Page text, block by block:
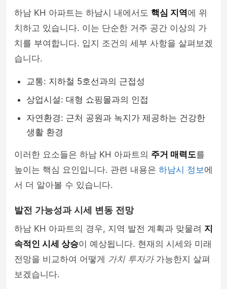
하남 KH 아파트는 하남시 내에서도 핵심 지역에 위
치하고 있습니다. 이는 단순한 거주 공간 이상의 가
치를 부여합니다. 입지 조건의 세부 사항을 살펴보겠
습니다.
교통: 지하철 5호선과의 근접성
상업시설: 대형 쇼핑몰과의 인접
자연환경: 근처 공원과 녹지가 제공하는 건강한
생활 환경
이러한 요소들은 하남 KH 아파트의 주거 매력도를
높이는 핵심 요인입니다. 관련 내용은 하남시 정보에
서 더 알아볼 수 있습니다.
발전 가능성과 시세 변동 전망
하남 KH 아파트의 경우, 지역 발전 계획과 맞물려 지
속적인 시세 상승이 예상됩니다. 현재의 시세와 미래
전망을 비교하여 어떻게 가치 투자가가능한지 살펴
보겠습니다.